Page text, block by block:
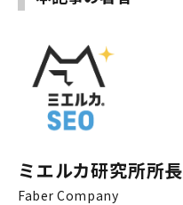
ミエルカ研究所所長
Faber Company